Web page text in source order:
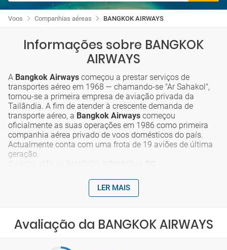
BANGKOK AIRWAYS
Companhias aéreas
Voos
Informações sobre BANGKOK
AIRWAYS
A Bangkok Airways começou a prestar serviços de
transportes aéreo em 1968 — chamando-se "Ar Sahakol",
tornou-se a primeira empresa de aviação privada da
Tailândia. A fim de atender à crescente demanda de
transporte aéreo, a Bangkok Airways começou
oficialmente as suas operações em 1986 como primeira
companhia aérea privado de voos domésticos do país.
Actualmente conta com uma frota de 19 aviões de última
geração.
O código IATA da BANGKOK AIRWAYS es PG
LER MAIS
Avaliação da BANGKOK AIRWAYS